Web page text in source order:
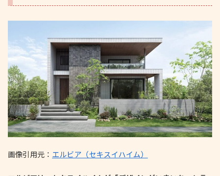
画像引用元： エルビア（セキスイハイム）